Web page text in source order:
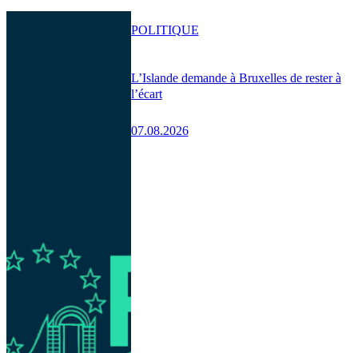
L’Islande demande à Bruxelles de rester à
l’écart
07.08.2026
POLITIQUE